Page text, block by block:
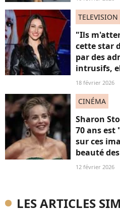
TELEVISION
"Ils
cette star
par des
intrusifs,
18 février 2026
CINÉMA
Sharon
70 ans
sur ces
beauté
12 février 2026
LES ARTICLES